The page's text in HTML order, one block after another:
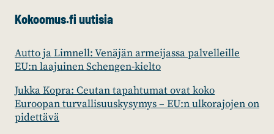
Kokoomus.fi uutisia
Autto ja Limnell: Venäjän armeijassa palvelleille
EU:n laajuinen Schengen-kielto
Jukka Kopra: Ceutan tapahtumat ovat koko
Euroopan turvallisuuskysymys – EU:n ulkorajojen on
pidettävä